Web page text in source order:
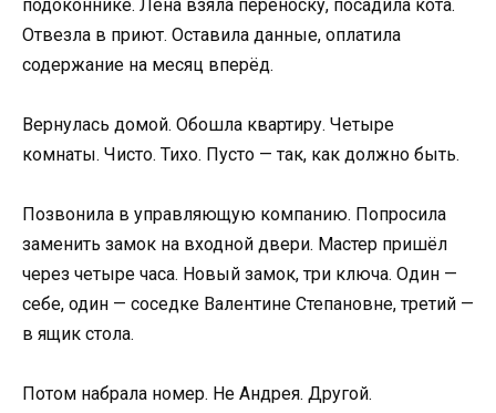
подоконнике. Лена взяла переноску, посадила кота.
Отвезла в приют. Оставила данные, оплатила
содержание на месяц вперёд.
Вернулась домой. Обошла квартиру. Четыре
комнаты. Чисто. Тихо. Пусто — так, как должно быть.
Позвонила в управляющую компанию. Попросила
заменить замок на входной двери. Мастер пришёл
через четыре часа. Новый замок, три ключа. Один —
себе, один — соседке Валентине Степановне, третий —
в ящик стола.
Потом набрала номер. Не Андрея. Другой.